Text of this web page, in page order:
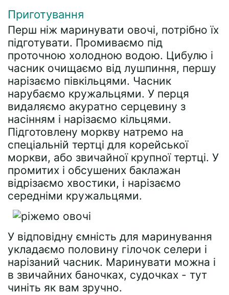
Приготування
Перш ніж маринувати овочі, потрібно їх
підготувати. Промиваємо під
проточною холодною водою. Цибулю і
часник очищаємо від лушпиння, першу
нарізаємо півкільцями. Часник
нарубаємо кружальцями. У перця
видаляємо акуратно серцевину з
насінням і нарізаємо кільцями.
Підготовлену моркву натремо на
спеціальній тертці для корейської
моркви, або звичайної крупної тертці. У
промитих і обсушених баклажан
відрізаємо хвостики, і нарізаємо
середніми кружальцями.
У відповідну ємність для маринування
укладаємо половину гілочок селери і
нарізаний часник. Маринувати можна і
в звичайних баночках, судочках - тут
чиніть як вам зручно.